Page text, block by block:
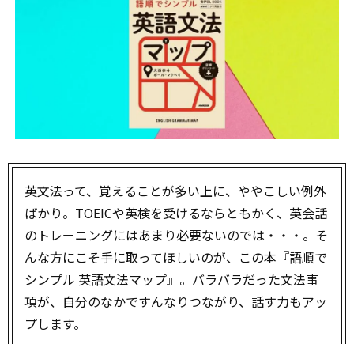
英文法って、覚えることが多い上に、ややこしい例外
ばかり。TOEICや英検を受けるならともかく、英会話
のトレーニングにはあまり必要ないのでは・・・。そ
んな方にこそ手に取ってほしいのが、この本『語順で
シンプル 英語文法マップ』。バラバラだった文法事
項が、自分のなかですんなりつながり、話す力もアッ
プします。